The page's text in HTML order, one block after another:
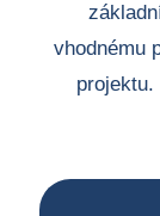
vhodnému
projektu.